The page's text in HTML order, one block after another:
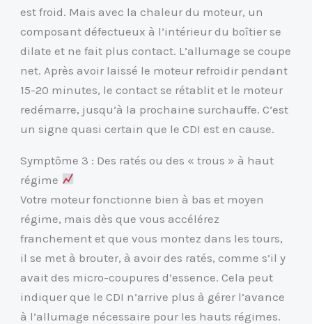
est froid. Mais avec la chaleur du moteur, un
composant défectueux à l’intérieur du boîtier se
dilate et ne fait plus contact. L’allumage se coupe
net. Après avoir laissé le moteur refroidir pendant
15-20 minutes, le contact se rétablit et le moteur
redémarre, jusqu’à la prochaine surchauffe. C’est
un signe quasi certain que le CDI est en cause.
Symptôme 3 : Des ratés ou des « trous » à haut
régime
Votre moteur fonctionne bien à bas et moyen
régime, mais dès que vous accélérez
franchement et que vous montez dans les tours,
il se met à brouter, à avoir des ratés, comme s’il y
avait des micro-coupures d’essence. Cela peut
indiquer que le CDI n’arrive plus à gérer l’avance
à l’allumage nécessaire pour les hauts régimes.